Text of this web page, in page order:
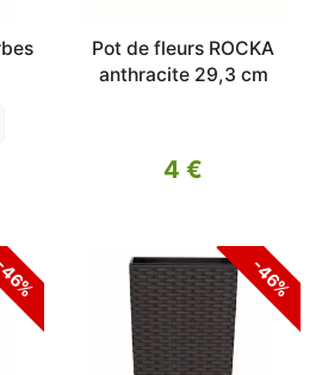
Pot de fleurs ROCKA
anthracite 29,3 cm
4 €
-46%